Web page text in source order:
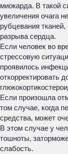
миокарда. В такой
увеличения очага
рубцевания
разрыва сердца.
Если человек во
стрессовую
проявилось
откорректировать
Если произошла
том случае, когда
средства, может
В этом случае у
тошноты,
слабость.